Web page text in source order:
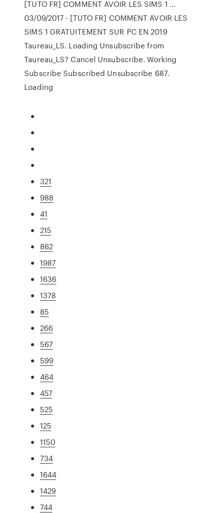
[TUTO FR] COMMENT AVOIR LES SIMS 1 …
03/09/2017 · [TUTO FR] COMMENT AVOIR LES
SIMS 1 GRATUITEMENT SUR PC EN 2019
Taureau_LS. Loading Unsubscribe from
Taureau_LS? Cancel Unsubscribe. Working
Subscribe Subscribed Unsubscribe 687.
Loading
321
988
41
215
862
1987
1636
1378
85
266
567
599
464
457
525
125
1150
734
1644
1429
744